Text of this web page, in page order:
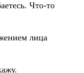
Что-то
лица